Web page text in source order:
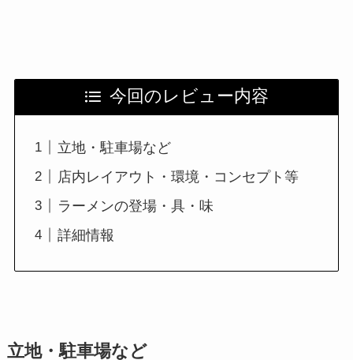
今回のレビュー内容
立地・駐車場など
店内レイアウト・環境・コンセプト等
ラーメンの登場・具・味
詳細情報
立地・駐車場など